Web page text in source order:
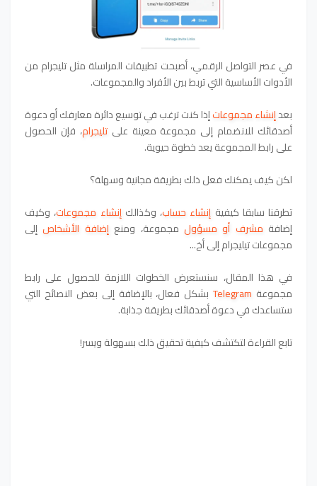
في عصر التواصل الرقمي، أصبحت تطبيقات المراسلة مثل تليجرام من
الأدوات الأساسية التي تربط بين الأفراد والمجموعات.
بعدإنشاء مجموعاتإذا كنت ترغب في توسيع دائرة معارفك أو دعوة
أصدقائك للانضمام إلى مجموعة معينة علىتليجرام، فإن الحصول
على رابط المجموعة يعد خطوة حيوية.
لكن كيف يمكنك فعل ذلك بطريقة مجانية وسهلة؟
تطرقنا سابقا كيفية إنشاء حساب، وكذالكإنشاء مجموعات، وكيف
إضافة مشرف أو مسؤول مجموعة، ومنعإضافة الأشخاصإلى
مجموعات تيليجرام إلى أخ...
في هذا المقال، سنستعرض الخطوات اللازمة للحصول على رابط
مجموعة Telegramبشكل فعال، بالإضافة إلى بعض النصائح التي
ستساعدك في دعوة أصدقائك بطريقة جذابة.
تابع القراءة لتكتشف كيفية تحقيق ذلك بسهولة ويسر!